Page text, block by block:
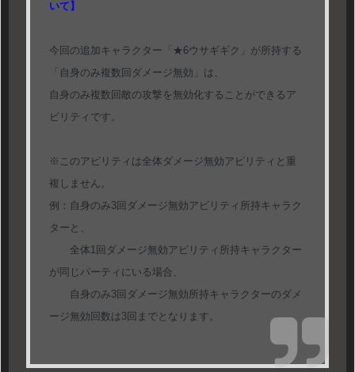
いて】
今回の追加キャラクター「★6ウサギギク」が所持する
「自身のみ複数回ダメージ無効」は、
自身のみ複数回敵の攻撃を無効化することができるア
ビリティです。
※このアビリティは全体ダメージ無効アビリティと重
複しません。
例：自身のみ3回ダメージ無効アビリティ所持キャラク
ターと、
全体1回ダメージ無効アビリティ所持キャラクター
が同じパーティにいる場合、
自身のみ3回ダメージ無効所持キャラクターのダメ
ージ無効回数は3回までとなります。